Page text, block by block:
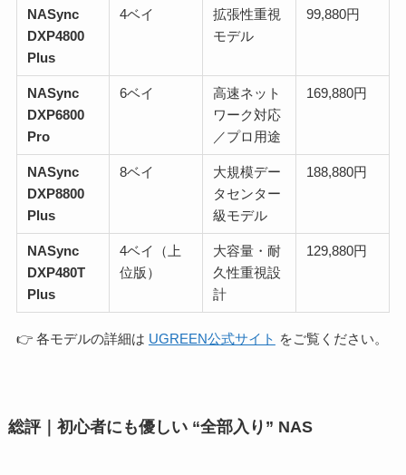
NASync
DXP4800
Plus
4ベイ
拡張性重視
モデル
99,880円
NASync
DXP6800
Pro
6ベイ
高速ネット
ワーク対応
／プロ用途
169,880円
NASync
DXP8800
Plus
8ベイ
大規模デー
タセンター
級モデル
188,880円
NASync
DXP480T
Plus
4ベイ（上
位版）
大容量・耐
久性重視設
計
129,880円
👉 各モデルの詳細は UGREEN公式サイト をご覧ください。
総評｜初心者にも優しい “全部入り” NAS